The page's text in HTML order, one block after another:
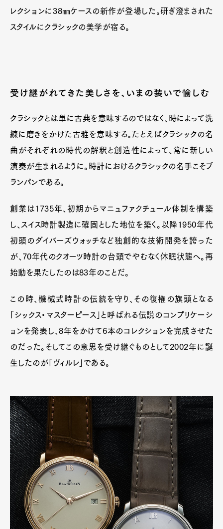
レクションに38㎜ケースの新作が登場した。研ぎ澄まされた
スタイルにクラシックの美学が宿る。
受け継がれてきた美しさを、いまの装いで愉しむ
クラシックとは単に古典を意味するのではなく、時によって洗
練に磨きをかけた古雅を意味する。たとえばクラシックの名
曲がそれぞれの時代の解釈と創造性によって、常に新しい
演奏が生まれるように。時計におけるクラシックの名手こそブ
ランパンである。
創業は1735年、初期からマニュファクチュール体制を構築
し、スイス時計製造に確固とした地位を築く。以降1950年代
初頭のダイバーズウォッチなど独創的な技術開発を誇った
が、70年代のクオーツ時計の台頭でやむなく休眠状態へ。再
始動を果たしたのは83年のことだ。
この時、機械式時計の伝統を守り、その復権の旗頭となる
「シックス・マスターピース」と呼ばれる伝説のコンプリケーシ
ョンを発表し、8年をかけて6本のコレクションを完成させた
のだった。そしてこの意思を受け継ぐものとして2002年に誕
生したのが「ヴィルレ」である。